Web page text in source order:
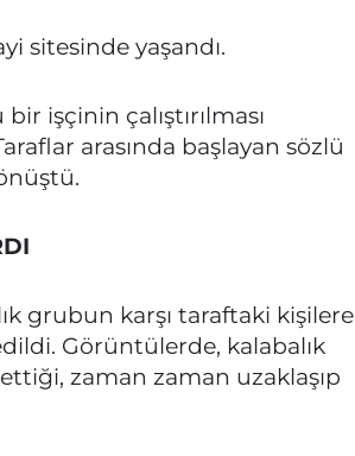
sitesinde yaşandı.
işçinin çalıştırılması
arasında başlayan sözlü
grubun karşı taraftaki kişilere
Görüntülerde, kalabalık
zaman zaman uzaklaşıp